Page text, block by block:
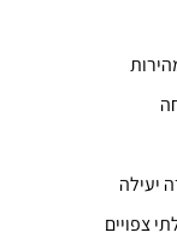
יעילה
צפויים